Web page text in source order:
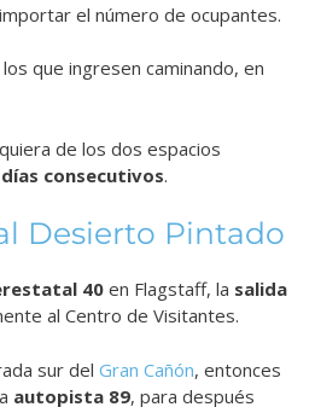
el número de ocupantes.
que ingresen caminando, en
de los dos espacios
consecutivos.
Desierto Pintado
40 en Flagstaff, la salida
al Centro de Visitantes.
sur del Gran Cañón, entonces
autopista 89, para después